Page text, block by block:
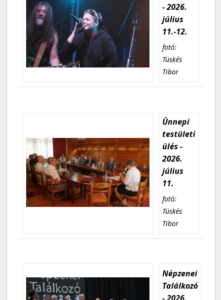
- 2026.
július
11.-12.
fotó:
Tüskés
Tibor
Ünnepi
testületi
ülés -
2026.
július
11.
fotó:
Tüskés
Tibor
Népzenei
Találkozó